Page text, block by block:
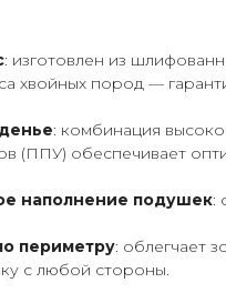
: изготовлен из
хвойных пород —
: комбинация
(ППУ) обеспечивает
наполнение подушек:
периметру: облегчает
с любой стороны.